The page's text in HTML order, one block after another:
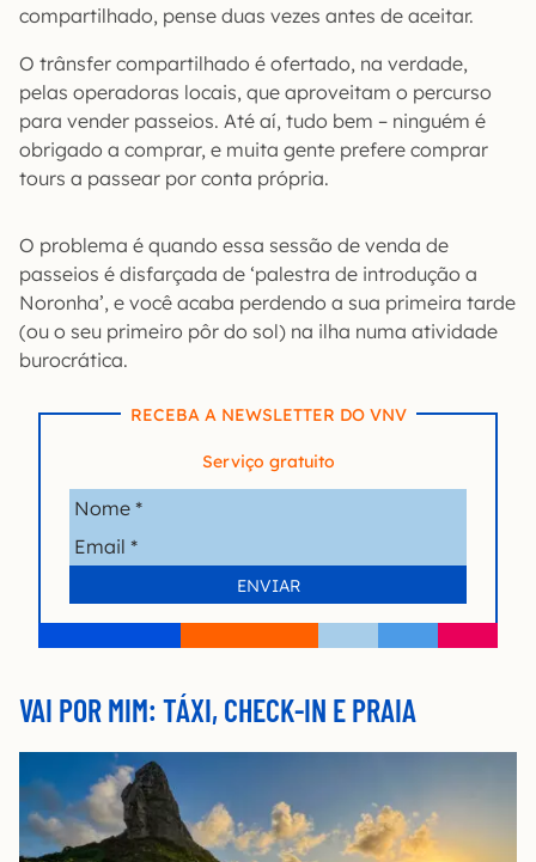
compartilhado, pense duas vezes antes de aceitar.
O trânsfer compartilhado é ofertado, na verdade,
pelas operadoras locais, que aproveitam o percurso
para vender passeios. Até aí, tudo bem – ninguém é
obrigado a comprar, e muita gente prefere comprar
tours a passear por conta própria.
O problema é quando essa sessão de venda de
passeios é disfarçada de ‘palestra de introdução a
Noronha’, e você acaba perdendo a sua primeira tarde
(ou o seu primeiro pôr do sol) na ilha numa atividade
burocrática.
RECEBA A NEWSLETTER DO VNV
Serviço gratuito
VAI POR MIM: TÁXI, CHECK-IN E PRAIA